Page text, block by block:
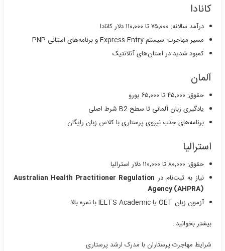
کانادا
درآمد سالانه: ۷۵٬۰۰۰ تا ۱۱۰٬۰۰۰ دلار کانادا
مسیر مهاجرت: سیستم Express Entry و برنامه‌های استانی PNP
کمبود شدید در استان‌های آتلانتیک
آلمان
حقوق: ۴۵٬۰۰۰ تا ۶۵٬۰۰۰ یورو
یادگیری زبان آلمانی تا سطح B2 شرط اصلی
برنامه‌های جذب نیروی پرستاری با کلاس زبان رایگان
استرالیا
حقوق: ۸۰٬۰۰۰ تا ۱۱۰٬۰۰۰ دلار استرالیا
نیاز به ثبت‌نام در Australian Health Practitioner Regulation
Agency (AHPRA)
آزمون زبان OET یا IELTS Academic با نمره بالا
بیشتر بخوانید :
شرایط مهاجرت پرستاران با مدرک ارشد پرستاری